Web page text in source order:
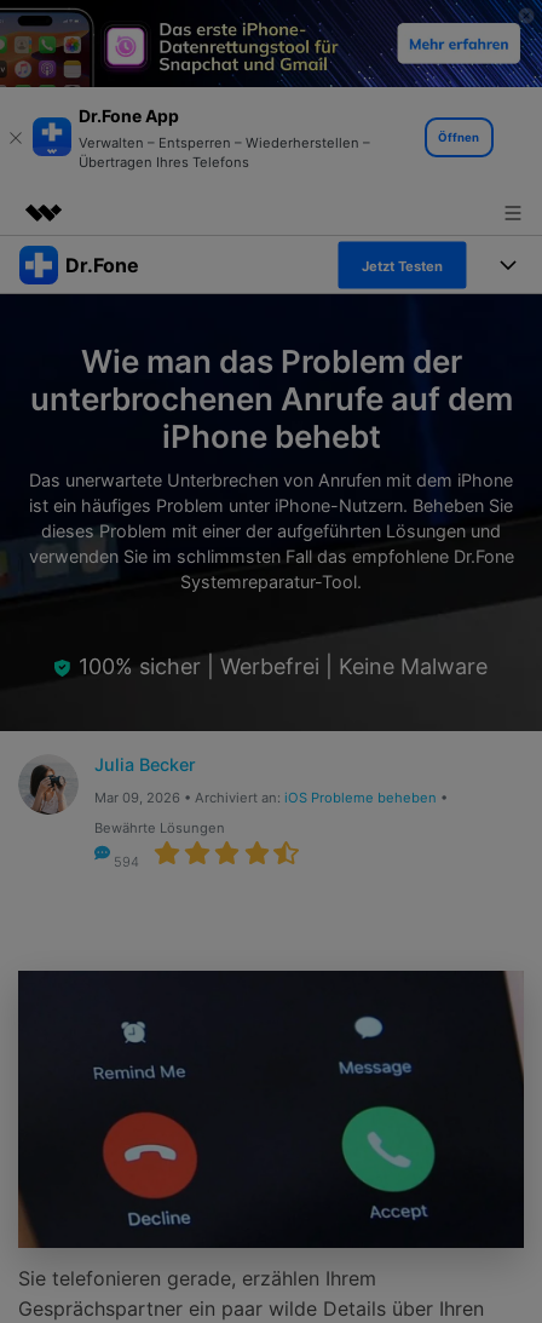
Dr.Fone App
Verwalten – Entsperren – Wiederherstellen –
Übertragen Ihres Telefons
Öffnen
Top-Produkte
Dienstprogramme
Überblick
Lösungen
Über uns
Shop
Support
Dr.Fone Jetzt Testen
Alles-in-einem-Toolkit
Weitere Tools und Apps
Lösungen
Entdecken Sie weitere Dr.Fone-Lösungen
Lernen und Unterstützung
Ressourcen & Lernen
Hilfe und Unterstützung erhalten
Android 16 FRP-Umgehung
DOWNLOAD Anmelden
Suchen
Wie man das Problem der
unterbrochenen Anrufe auf dem
iPhone behebt
Das unerwartete Unterbrechen von Anrufen mit dem iPhone
ist ein häufiges Problem unter iPhone-Nutzern. Beheben Sie
dieses Problem mit einer der aufgeführten Lösungen und
verwenden Sie im schlimmsten Fall das empfohlene Dr.Fone
Systemreparatur-Tool.
100% sicher | Werbefrei | Keine Malware
Julia Becker
Mar 09, 2026 • Archiviert an: iOS Probleme beheben •
Bewährte Lösungen
594
Sie telefonieren gerade, erzählen Ihrem
Gesprächspartner ein paar wilde Details über Ihren